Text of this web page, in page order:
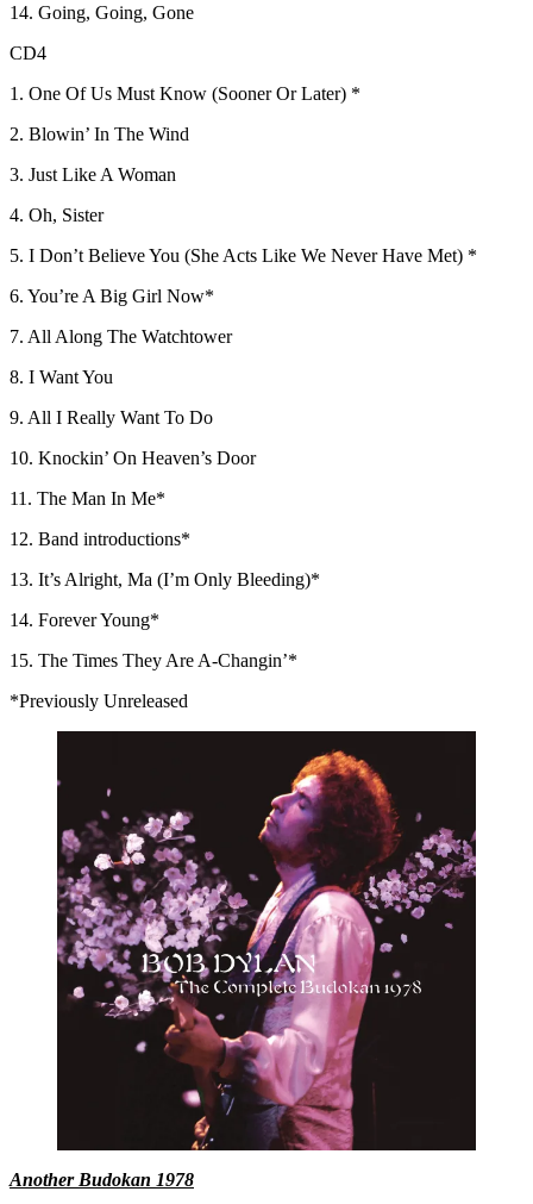
14. Going, Going, Gone
CD4
1. One Of Us Must Know (Sooner Or Later) *
2. Blowin’ In The Wind
3. Just Like A Woman
4. Oh, Sister
5. I Don’t Believe You (She Acts Like We Never Have Met) *
6. You’re A Big Girl Now*
7. All Along The Watchtower
8. I Want You
9. All I Really Want To Do
10. Knockin’ On Heaven’s Door
11. The Man In Me*
12. Band introductions*
13. It’s Alright, Ma (I’m Only Bleeding)*
14. Forever Young*
15. The Times They Are A-Changin’*
*Previously Unreleased
Another Budokan 1978